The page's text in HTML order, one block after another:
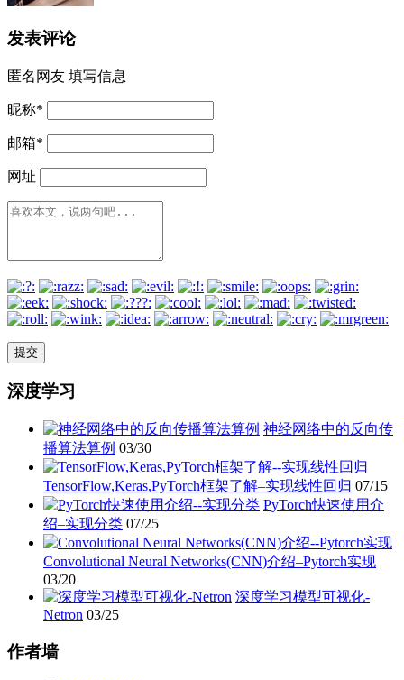
发表评论
匿名网友 填写信息
昵称*
邮箱*
网址
深度学习
神经网络中的反向传
播算法算例 03/30
TensorFlow,Keras,PyTorch框架了解–实现线性回归 07/15
PyTorch快速使用介
绍–实现分类 07/25
Convolutional Neural Networks(CNN)介绍–Pytorch实现
03/20
深度学习模型可视化-
Netron 03/25
作者墙